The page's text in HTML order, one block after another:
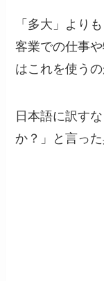
「多大」より
客業での仕事
はこれを使うの
日本語に訳す
か？」と言った